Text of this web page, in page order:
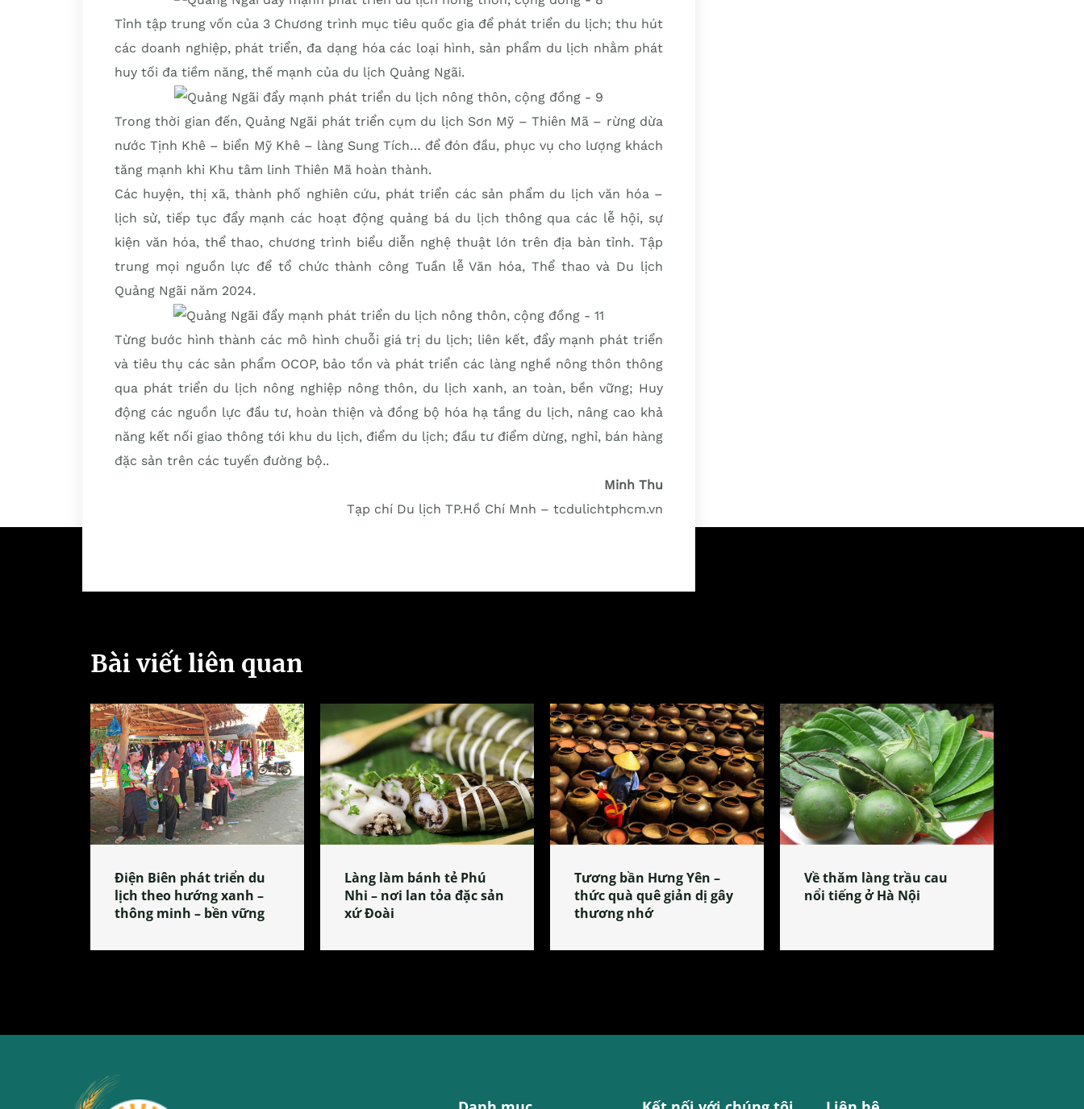
Tỉnh tập trung vốn của 3 Chương trình mục tiêu quốc gia để phát triển du lịch; thu hút
các doanh nghiệp, phát triển, đa dạng hóa các loại hình, sản phẩm du lịch nhằm phát
huy tối đa tiềm năng, thế mạnh của du lịch Quảng Ngãi.
Trong thời gian đến, Quảng Ngãi phát triển cụm du lịch Sơn Mỹ – Thiên Mã – rừng dừa
nước Tịnh Khê – biển Mỹ Khê – làng Sung Tích… để đón đầu, phục vụ cho lượng khách
tăng mạnh khi Khu tâm linh Thiên Mã hoàn thành.
Các huyện, thị xã, thành phố nghiên cứu, phát triển các sản phẩm du lịch văn hóa –
lịch sử, tiếp tục đẩy mạnh các hoạt động quảng bá du lịch thông qua các lễ hội, sự
kiện văn hóa, thể thao, chương trình biểu diễn nghệ thuật lớn trên địa bàn tỉnh. Tập
trung mọi nguồn lực để tổ chức thành công Tuần lễ Văn hóa, Thể thao và Du lịch
Quảng Ngãi năm 2024.
Từng bước hình thành các mô hình chuỗi giá trị du lịch; liên kết, đẩy mạnh phát triển
và tiêu thụ các sản phẩm OCOP, bảo tồn và phát triển các làng nghề nông thôn thông
qua phát triển du lịch nông nghiệp nông thôn, du lịch xanh, an toàn, bền vững; Huy
động các nguồn lực đầu tư, hoàn thiện và đồng bộ hóa hạ tầng du lịch, nâng cao khả
năng kết nối giao thông tới khu du lịch, điểm du lịch; đầu tư điểm dừng, nghỉ, bán hàng
đặc sản trên các tuyến đường bộ..
Minh Thu
Tạp chí Du lịch TP.Hồ Chí Mnh – tcdulichtphcm.vn
Bài viết liên quan
Điện Biên phát triển du
lịch theo hướng xanh –
thông minh – bền vững
Làng làm bánh tẻ Phú
Nhi – nơi lan tỏa đặc sản
xứ Đoài
Tương bần Hưng Yên –
thức quà quê giản dị gây
thương nhớ
Về thăm làng trầu cau
nổi tiếng ở Hà Nội